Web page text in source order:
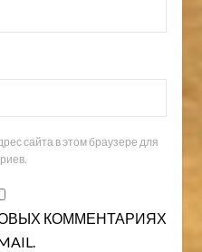
сайта в этом браузере для
КОММЕНТАРИЯХ